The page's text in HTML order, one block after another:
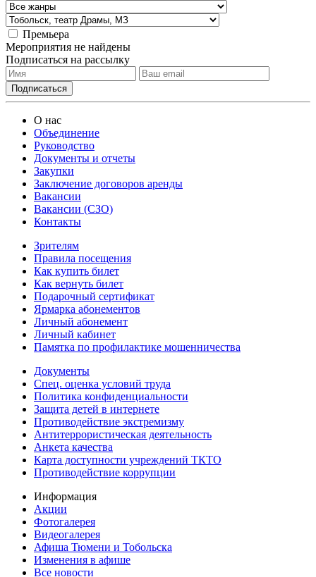
Премьера
Мероприятия не найдены
Подписаться на рассылку
О нас
Объединение
Руководство
Документы и отчеты
Закупки
Заключение договоров аренды
Вакансии
Вакансии (СЗО)
Контакты
Зрителям
Правила посещения
Как купить билет
Как вернуть билет
Подарочный сертификат
Ярмарка абонементов
Личный абонемент
Личный кабинет
Памятка по профилактике мошенничества
Документы
Спец. оценка условий труда
Политика конфиденциальности
Защита детей в интернете
Противодействие экстремизму
Антитеррористическая деятельность
Анкета качества
Карта доступности учреждений ТКТО
Противодействие коррупции
Информация
Акции
Фотогалерея
Видеогалерея
Афиша Тюмени и Тобольска
Изменения в афише
Все новости